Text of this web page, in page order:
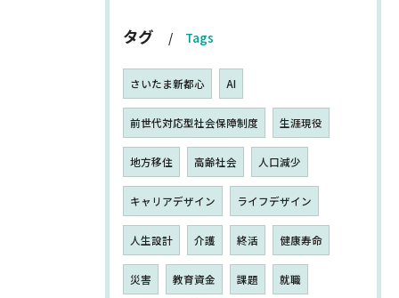
タグ Tags
さいたま新都心 AI
前世代対応型社会保障制度 生涯現役
地方移住 高齢社会 人口減少
キャリアデザイン ライフデザイン
人生設計 介護 終活 健康寿命
災害 教育資金 課題 就職